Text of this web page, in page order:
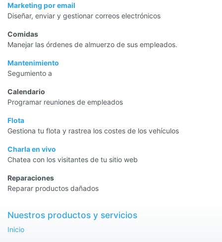
Marketing por email
Diseñar, enviar y gestionar correos electrónicos
Comidas
Manejar las órdenes de almuerzo de sus empleados.
Mantenimiento
Segumiento a
Calendario
Programar reuniones de empleados
Flota
Gestiona tu flota y rastrea los costes de los vehículos
Charla en vivo
Chatea con los visitantes de tu sitio web
Reparaciones
Reparar productos dañados
Nuestros productos y servicios
Inicio